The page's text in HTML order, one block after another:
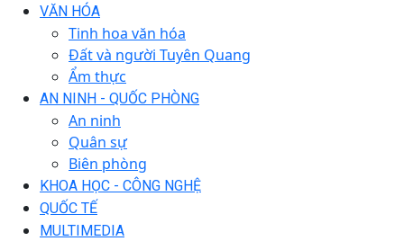
VĂN HÓA
Tinh hoa văn hóa
Đất và người Tuyên Quang
Ẩm thực
AN NINH - QUỐC PHÒNG
An ninh
Quân sự
Biên phòng
KHOA HỌC - CÔNG NGHỆ
QUỐC TẾ
MULTIMEDIA